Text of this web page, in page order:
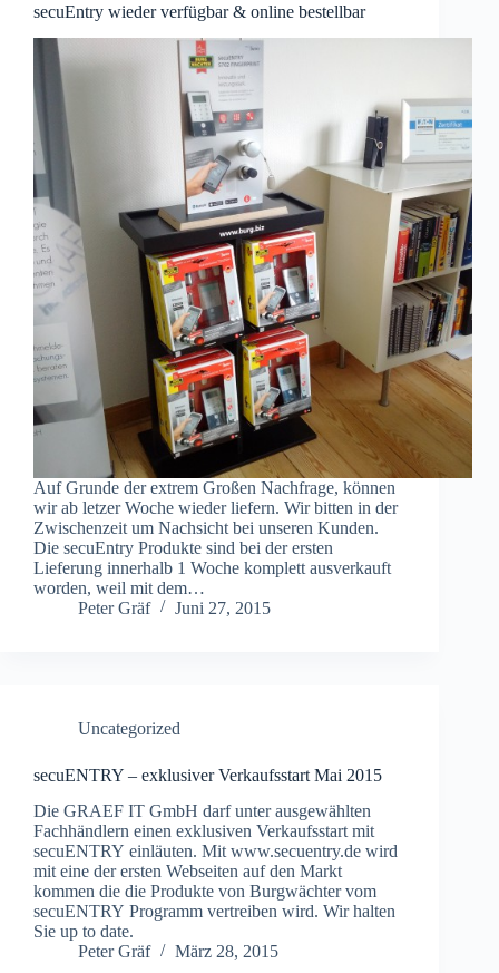
secuEntry wieder verfügbar & online bestellbar
Auf Grunde der extrem Großen Nachfrage, können
wir ab letzer Woche wieder liefern. Wir bitten in der
Zwischenzeit um Nachsicht bei unseren Kunden.
Die secuEntry Produkte sind bei der ersten
Lieferung innerhalb 1 Woche komplett ausverkauft
worden, weil mit dem…
Peter Gräf
Juni 27, 2015
Uncategorized
secuENTRY – exklusiver Verkaufsstart Mai 2015
Die GRAEF IT GmbH darf unter ausgewählten
Fachhändlern einen exklusiven Verkaufsstart mit
secuENTRY einläuten. Mit www.secuentry.de wird
mit eine der ersten Webseiten auf den Markt
kommen die die Produkte von Burgwächter vom
secuENTRY Programm vertreiben wird. Wir halten
Sie up to date.
Peter Gräf
März 28, 2015